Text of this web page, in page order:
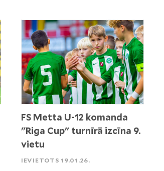
FS Metta U-12 komanda
"Riga Cup" turnīrā izcīna 9.
vietu
IEVIETOTS 19.01.26.